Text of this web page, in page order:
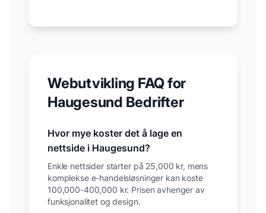
Webutvikling FAQ for
Haugesund Bedrifter
Hvor mye koster det å lage en
nettside i Haugesund?
Enkle nettsider starter på 25,000 kr, mens
komplekse e-handelsløsninger kan koste
100,000-400,000 kr. Prisen avhenger av
funksjonalitet og design.